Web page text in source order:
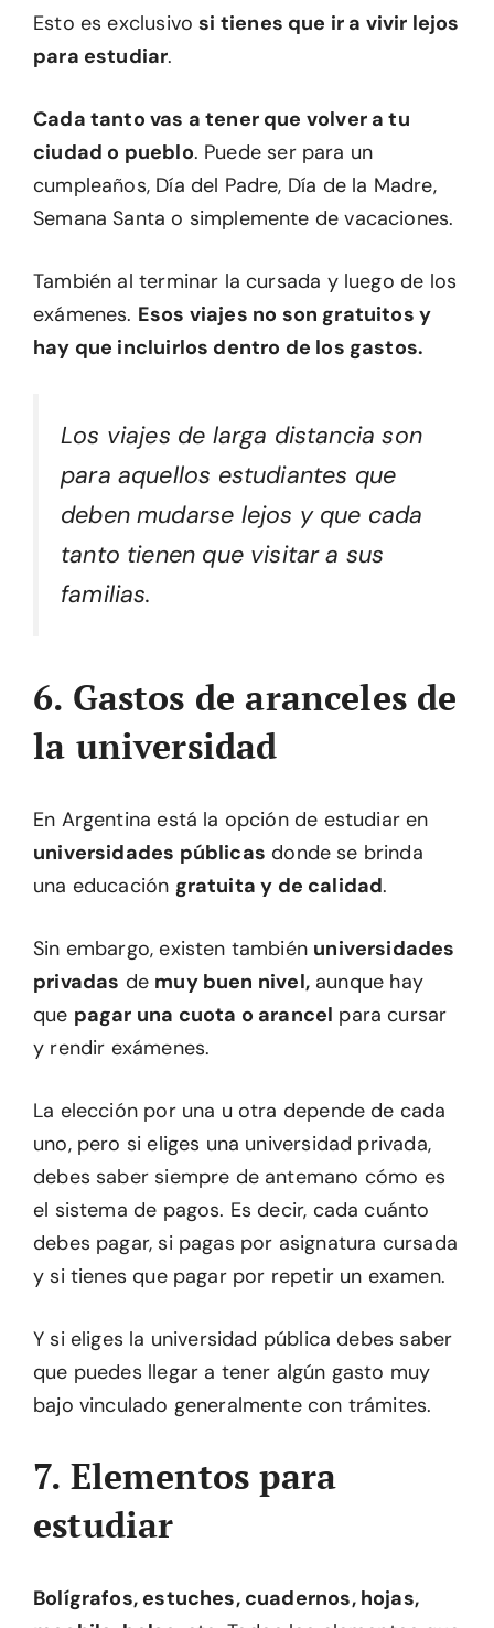
Esto es exclusivosi tienes que ir a vivir lejos
para estudiar.
Cada tanto vas a tener que volver a tu
ciudad o pueblo. Puede ser para un
cumpleaños, Día del Padre, Día de la Madre,
Semana Santa o simplemente de vacaciones.
También al terminar la cursada y luego de los
exámenes. Esos viajes no son gratuitos y
hay que incluirlos dentro de los gastos.
Los viajes de larga distancia son
para aquellos estudiantes que
deben mudarse lejos y que cada
tanto tienen que visitar a sus
familias.
6. Gastos de aranceles de
la universidad
En Argentina está la opción de estudiar en
universidades públicas donde se brinda
una educación gratuita y de calidad.
Sin embargo, existen también universidades
privadas de muy buen nivel,aunque hay
que pagar una cuota o arancel para cursar
y rendir exámenes.
La elección por una u otra depende de cada
uno, pero si eliges una universidad privada,
debes saber siempre de antemano cómo es
el sistema de pagos. Es decir, cada cuánto
debes pagar, si pagas por asignatura cursada
y si tienes que pagar por repetir un examen.
Y si eliges la universidad pública debes saber
que puedes llegar a tener algún gasto muy
bajo vinculado generalmente con trámites.
7. Elementos para
estudiar
Bolígrafos, estuches, cuadernos, hojas,